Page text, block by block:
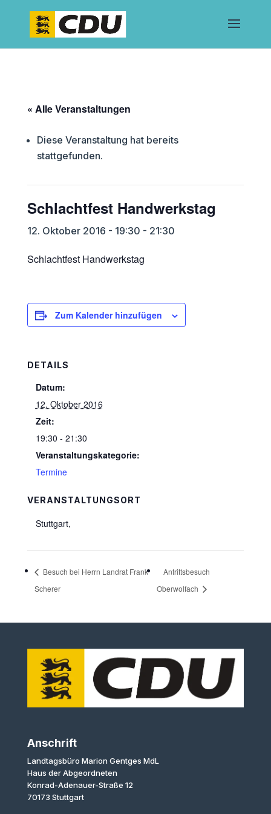
« Alle Veranstaltungen
Diese Veranstaltung hat bereits
stattgefunden.
Schlachtfest Handwerkstag
12. Oktober 2016 - 19:30 - 21:30
Schlachtfest Handwerkstag
Zum Kalender hinzufügen
DETAILS
Datum:
12. Oktober 2016
Zeit:
19:30 - 21:30
Veranstaltungskategorie:
Termine
VERANSTALTUNGSORT
Stuttgart,
Besuch bei Herrn Landrat Frank
Scherer
Antrittsbesuch
Oberwolfach
Anschrift
Landtagsbüro Marion Gentges MdL
Haus der Abgeordneten
Konrad-Adenauer-Straße 12
70173 Stuttgart